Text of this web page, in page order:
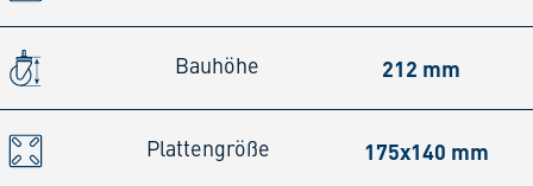
Bauhöhe 212 mm
Plattengröße 175x140 mm